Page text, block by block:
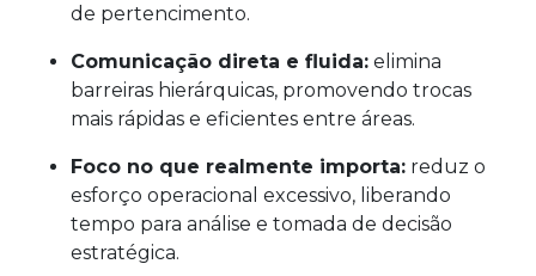
de pertencimento.
Comunicação direta e fluida: elimina
barreiras hierárquicas, promovendo trocas
mais rápidas e eficientes entre áreas.
Foco no que realmente importa: reduz o
esforço operacional excessivo, liberando
tempo para análise e tomada de decisão
estratégica.